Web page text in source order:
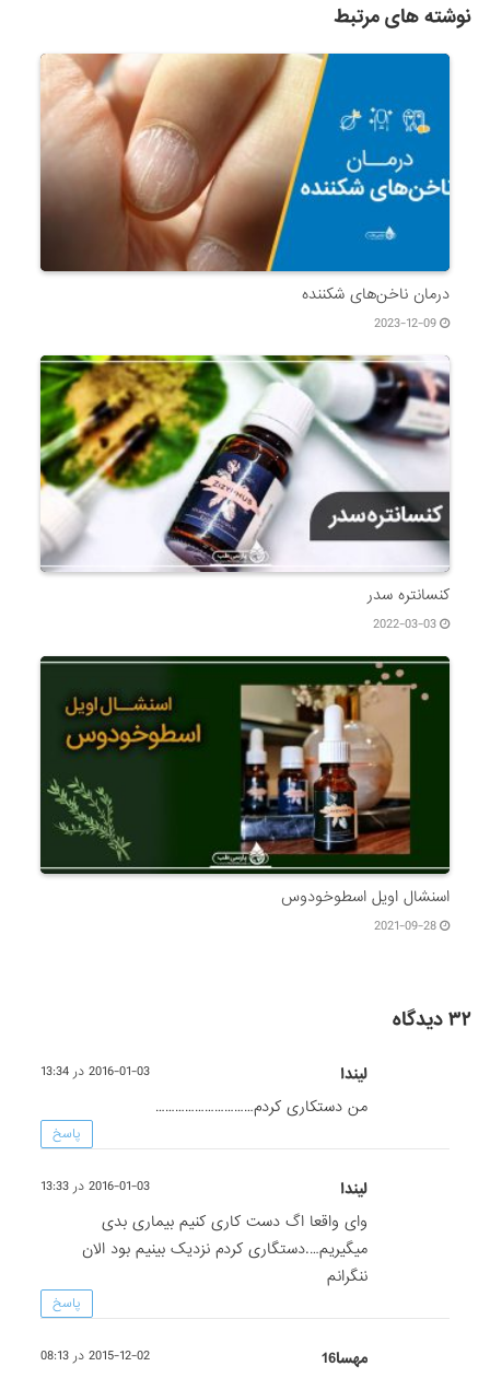
نوشته های مرتبط
درمان ناخن‌های شکننده
2023-12-09
کنسانتره سدر
2022-03-03
اسنشال اویل اسطوخودوس
2021-09-28
۳۲ دیدگاه
لیندا 2016-01-03 در 13:34
من دستکاری کردم…………………………
پاسخ
لیندا 2016-01-03 در 13:33
وای واقعا اگ دست کاری کنیم بیماری بدی
میگیریم….دستگاری کردم نزدیک بینیم بود الان
ننگرانم
پاسخ
مهسا16 2015-12-02 در 08:13